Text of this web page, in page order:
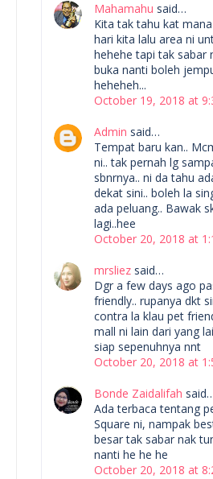
Mahamahu said…
Kita tak tahu kat
hari kita lalu area ni
hehehe tapi tak sabar
buka nanti boleh
heheheh...
October 19, 2018 at
Admin said…
Tempat baru kan..
ni.. tak pernah lg
sbnrnya.. ni da tahu
dekat sini.. boleh la
ada peluang.. Bawak
lagi..hee
October 20, 2018 at
mrsliez said…
Dgr a few days ago
friendly.. rupanya dkt
contra la klau pet
mall ni lain dari yang
siap sepenuhnya nnt
October 20, 2018 at
Bonde Zaidalifah
Ada terbaca tentang
Square ni, nampak
besar tak sabar nak
nanti he he he
October 20, 2018 at